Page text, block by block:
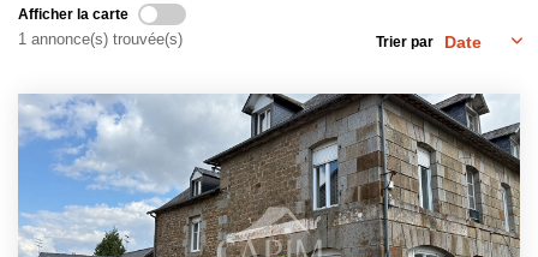
Afficher la carte
1 annonce(s) trouvée(s) Trier par